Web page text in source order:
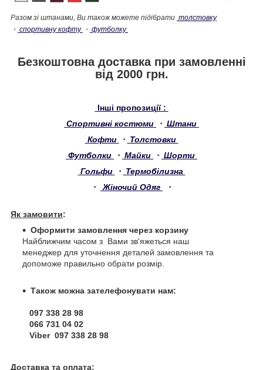
Разом зі штанами, Ви також можете підібрати толстовку
・ спортивну кофту ・ футболку
Безкоштовна доставка при замовленні
від 2000 грн.
Інші пропозиції :
Спортивні костюми
・ Штани
Кофти
・ Толстовки
Футболки
・ Майки ・ Шорти
Гольфи
・ Термобілизна
・
Жіночий Одяг ・
Як замовити:
Оформити замовлення через корзину
Найближчим часом з Вами зв'яжеться наш
менеджер для уточнення деталей замовлення та
допоможе правильно обрати розмір.
Також можна зателефонувати нам:
097 338 28 98
066 731 04 02
Viber 097 338 28 98
Доставка та оплата: